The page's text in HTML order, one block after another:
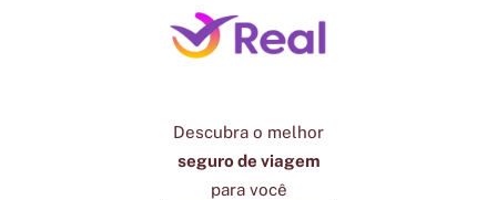
Descubra o melhor
seguro de viagem
para você